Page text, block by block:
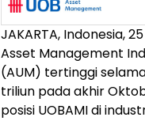
JAKARTA, Indonesia,
Asset Management
(AUM) tertinggi
triliun pada akhir
posisi UOBAMI di